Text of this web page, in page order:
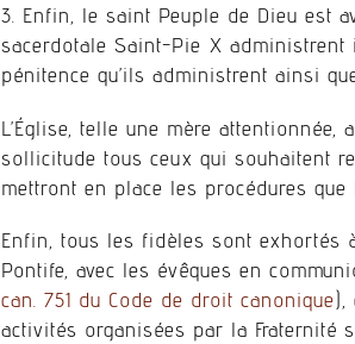
3. Enfin, le saint Peuple de Dieu est
sacerdotale Saint-Pie X
pénitence qu’ils administrent ainsi
L’Église, telle une mère
sollicitude tous ceux qui souhaitent
mettront en place les procédures
Enfin, tous les fidèles sont exhortés
Pontife, avec les évêques en
can. 751 du Code de droit canonique),
activités organisées par la Fraternité